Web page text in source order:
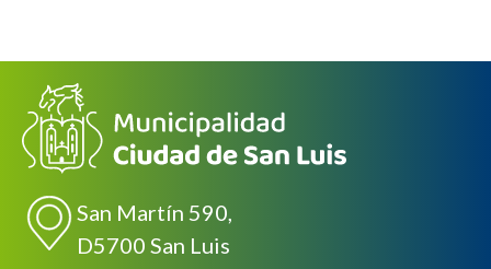
San Martín 590,
D5700 San Luis